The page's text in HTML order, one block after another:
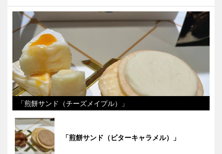
「煎餅サンド（チーズメイプル）」
「煎餅サンド（ビターキャラメル）」